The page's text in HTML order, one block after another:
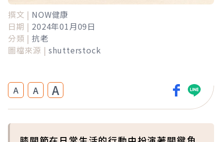
撰文 | NOW健康
日期 | 2024年01月09日
分類 | 抗老
圖檔來源 | shutterstock
A A A